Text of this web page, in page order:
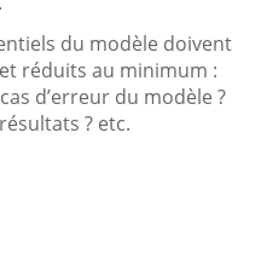
du modèle doivent
réduits au minimum :
d’erreur du modèle ?
? etc.